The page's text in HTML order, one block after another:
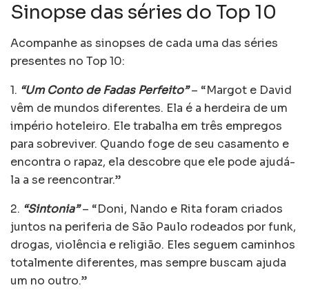
Sinopse das séries do Top 10
Acompanhe as sinopses de cada uma das séries
presentes no Top 10:
1. “Um Conto de Fadas Perfeito”– “Margot e David
vêm de mundos diferentes. Ela é a herdeira de um
império hoteleiro. Ele trabalha em três empregos
para sobreviver. Quando foge de seu casamento e
encontra o rapaz, ela descobre que ele pode ajudá-
la a se reencontrar.”
2. “Sintonia”– “Doni, Nando e Rita foram criados
juntos na periferia de São Paulo rodeados por funk,
drogas, violência e religião. Eles seguem caminhos
totalmente diferentes, mas sempre buscam ajuda
um no outro.”